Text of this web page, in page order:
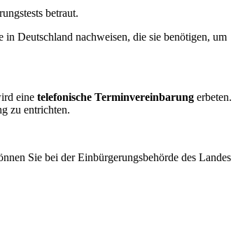
betraut.
Deutschland nachweisen, die sie benötigen, um
eine telefonische Terminvereinbarung erbeten.
zu entrichten.
Sie bei der Einbürgerungsbehörde des Landes